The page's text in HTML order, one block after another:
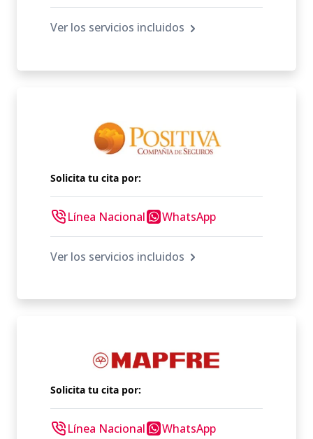
Ver los servicios incluidos
Solicita tu cita por:
Línea Nacional WhatsApp
Ver los servicios incluidos
Solicita tu cita por:
Línea Nacional WhatsApp